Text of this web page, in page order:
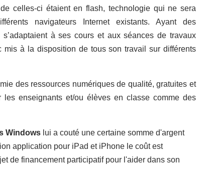
celles-ci étaient en flash, technologie qui ne sera
navigateurs Internet existants. Ayant des
à ses cours et aux séances de travaux
à la disposition de tous son travail sur différents
des ressources numériques de qualité, gratuites et
enseignants et/ou élèves en classe comme des
Windows lui a couté une certaine somme d'argent
application pour iPad et iPhone le coût est
de financement participatif pour l'aider dans son